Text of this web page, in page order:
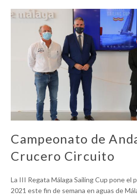
Campeonato de
Crucero Circuito
La III Regata Málaga Sailing Cup pone el
2021 este fin de semana en aguas de